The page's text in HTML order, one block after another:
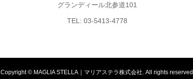
グランディール北参道101
TEL: 03-5413-4778
Copyright © MAGLIA STELLA｜マリアステラ株式会社. All rights reserved.